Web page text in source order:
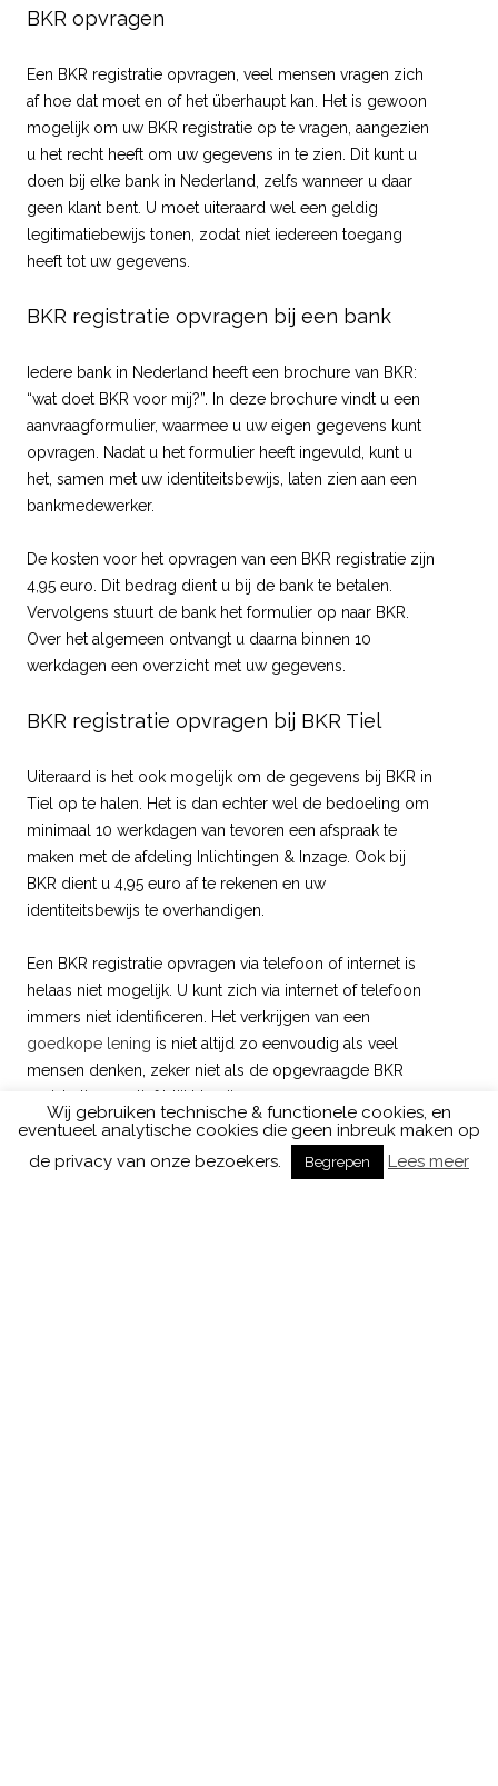
BKR opvragen
Een BKR registratie opvragen, veel mensen vragen zich
af hoe dat moet en of het überhaupt kan. Het is gewoon
mogelijk om uw BKR registratie op te vragen, aangezien
u het recht heeft om uw gegevens in te zien. Dit kunt u
doen bij elke bank in Nederland, zelfs wanneer u daar
geen klant bent. U moet uiteraard wel een geldig
legitimatiebewijs tonen, zodat niet iedereen toegang
heeft tot uw gegevens.
BKR registratie opvragen bij een bank
Iedere bank in Nederland heeft een brochure van BKR:
“wat doet BKR voor mij?”. In deze brochure vindt u een
aanvraagformulier, waarmee u uw eigen gegevens kunt
opvragen. Nadat u het formulier heeft ingevuld, kunt u
het, samen met uw identiteitsbewijs, laten zien aan een
bankmedewerker.
De kosten voor het opvragen van een BKR registratie zijn
4,95 euro. Dit bedrag dient u bij de bank te betalen.
Vervolgens stuurt de bank het formulier op naar BKR.
Over het algemeen ontvangt u daarna binnen 10
werkdagen een overzicht met uw gegevens.
BKR registratie opvragen bij BKR Tiel
Uiteraard is het ook mogelijk om de gegevens bij BKR in
Tiel op te halen. Het is dan echter wel de bedoeling om
minimaal 10 werkdagen van tevoren een afspraak te
maken met de afdeling Inlichtingen & Inzage. Ook bij
BKR dient u 4,95 euro af te rekenen en uw
identiteitsbewijs te overhandigen.
Een BKR registratie opvragen via telefoon of internet is
helaas niet mogelijk. U kunt zich via internet of telefoon
immers niet identificeren. Het verkrijgen van een
goedkope lening is niet altijd zo eenvoudig als veel
mensen denken, zeker niet als de opgevraagde BKR
registratie negatief blijkt te zijn.
Wij gebruiken technische & functionele cookies, en
eventueel analytische cookies die geen inbreuk maken op
de privacy van onze bezoekers.
Begrepen Lees meer